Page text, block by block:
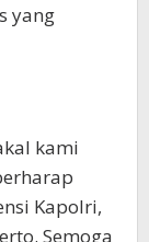
yang
kami
Kapolri,
Semoga